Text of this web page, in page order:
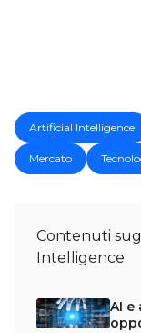
Artificial Intelligence
Mercato
Contenuti
Intelligence
AI e